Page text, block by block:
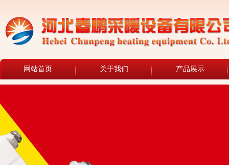
网站首页 关于我们 产品展示